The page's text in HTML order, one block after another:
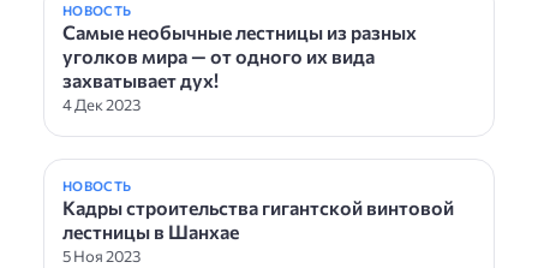
НОВОСТЬ
Самые необычные лестницы из разных
уголков мира — от одного их вида
захватывает дух!
4 Дек 2023
НОВОСТЬ
Кадры строительства гигантской винтовой
лестницы в Шанхае
5 Ноя 2023